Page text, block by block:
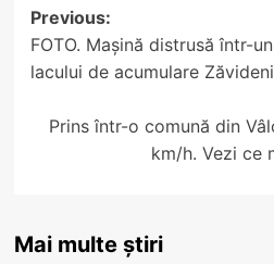
Post
navigation
Previous:
FOTO. Mașină distrusă într-
lacului de acumulare Zăvideni
Prins într-o comună din
km/h. Vezi ce
Mai multe știri